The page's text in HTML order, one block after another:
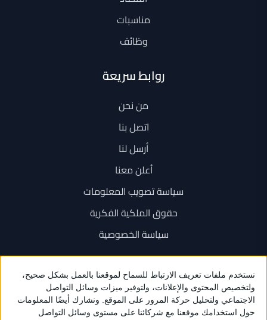
مناسبات
وظائف
روابط سريعة
من نحن
اتصل بنا
أرسل لنا
أعلن معنا
سياسة تصويب المعلومات
حقوق الملكية الفكرية
سياسة الخصوصية
اتصل بنا
+962 6 534 1777